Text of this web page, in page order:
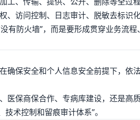
访问控制、日志审计、脱敏去标识
有防火墙”，而是要形成贯穿业务流
保安全和个人信息安全前提下，依
保商保合作、专病库建设，还是高
术控制和留痕审计体系”。